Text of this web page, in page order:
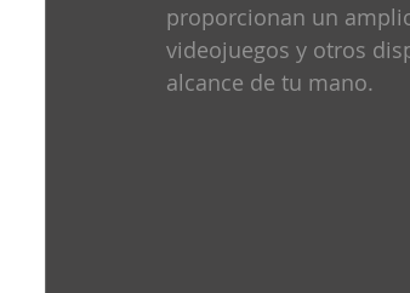
proporcionan un
videojuegos y otros
alcance de tu mano.